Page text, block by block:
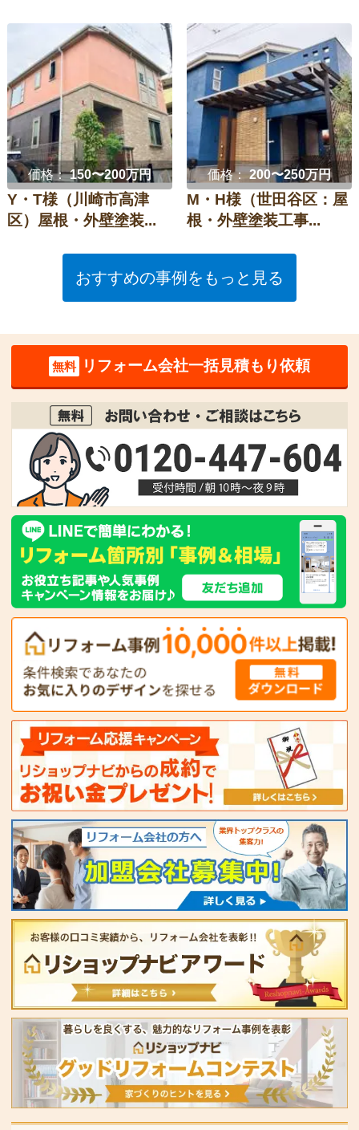
価格：150〜200万円
Y・T様（川崎市高津
区）屋根・外壁塗装...
価格：200〜250万円
M・H様（世田谷区：屋
根・外壁塗装工事...
おすすめの事例をもっと見る
無料 リフォーム会社一括見積もり依頼